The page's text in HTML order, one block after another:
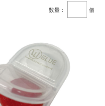
数量： 個